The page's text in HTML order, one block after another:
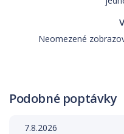
Neomezené
Podobné poptávky
7.8.2026